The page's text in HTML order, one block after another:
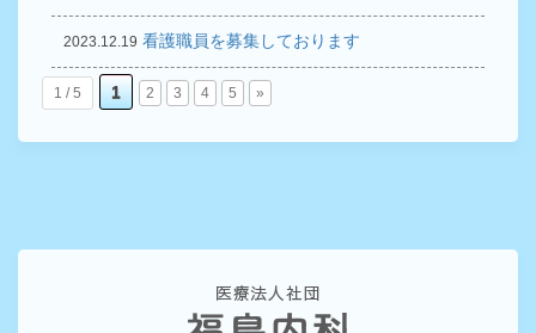
2023.12.19 看護職員を募集しております
1 / 5 1 2 3 4 5 »